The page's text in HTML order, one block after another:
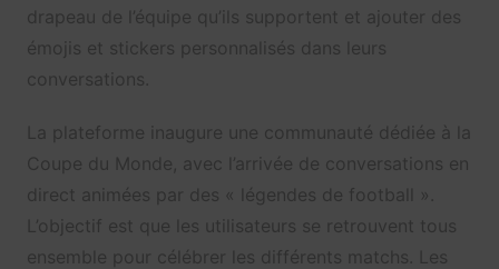
drapeau de l’équipe qu’ils supportent et ajouter des
émojis et stickers personnalisés dans leurs
conversations.
La plateforme inaugure une communauté dédiée à la
Coupe du Monde, avec l’arrivée de conversations en
direct animées par des « légendes de football ».
L’objectif est que les utilisateurs se retrouvent tous
ensemble pour célébrer les différents matchs. Les